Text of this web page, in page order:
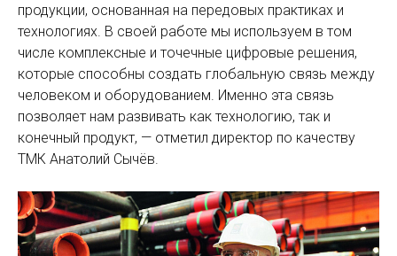
продукции, основанная на передовых практиках и
технологиях. В своей работе мы используем в том
числе комплексные и точечные цифровые решения,
которые способны создать глобальную связь между
человеком и оборудованием. Именно эта связь
позволяет нам развивать как технологию, так и
конечный продукт, — отметил директор по качеству
ТМК Анатолий Сычёв.